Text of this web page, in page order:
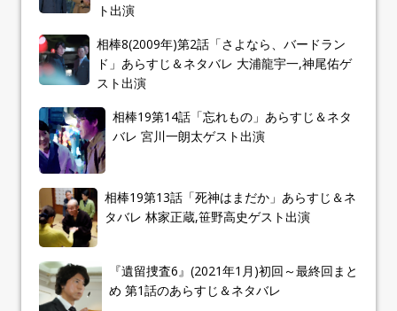
ト出演
相棒8(2009年)第2話「さよなら、バードラン
ド」あらすじ＆ネタバレ 大浦龍宇一,神尾佑ゲ
スト出演
相棒19第14話「忘れもの」あらすじ＆ネタ
バレ 宮川一朗太ゲスト出演
相棒19第13話「死神はまだか」あらすじ＆ネ
タバレ 林家正蔵,笹野高史ゲスト出演
『遺留捜査6』(2021年1月)初回～最終回まと
め 第1話のあらすじ＆ネタバレ